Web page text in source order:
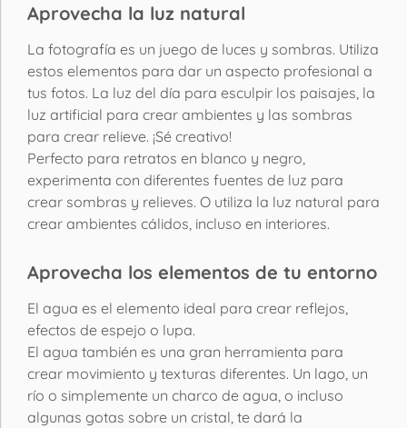
Aprovecha la luz natural
La fotografía es un juego de luces y sombras. Utiliza
estos elementos para dar un aspecto profesional a
tus fotos. La luz del día para esculpir los paisajes, la
luz artificial para crear ambientes y las sombras
para crear relieve. ¡Sé creativo!
Perfecto para retratos en blanco y negro,
experimenta con diferentes fuentes de luz para
crear sombras y relieves. O utiliza la luz natural para
crear ambientes cálidos, incluso en interiores.
Aprovecha los elementos de tu entorno
El agua es el elemento ideal para crear reflejos,
efectos de espejo o lupa.
El agua también es una gran herramienta para
crear movimiento y texturas diferentes. Un lago, un
río o simplemente un charco de agua, o incluso
algunas gotas sobre un cristal, te dará la